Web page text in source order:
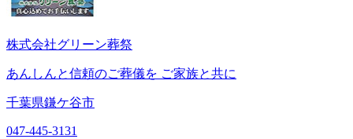
株式会社グリーン葬祭
あんしんと信頼のご葬儀を ご家族と共に
千葉県鎌ケ谷市
047-445-3131